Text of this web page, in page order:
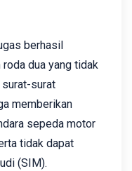
berhasil
roda dua yang tidak
surat-surat
memberikan
sepeda motor
tidak dapat
(SIM).